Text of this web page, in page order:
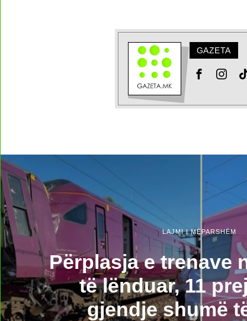
GAZETA
LAJMI I MËPARSHËM
Përplasja e trenave
të lënduar, 11
gjendje shumë